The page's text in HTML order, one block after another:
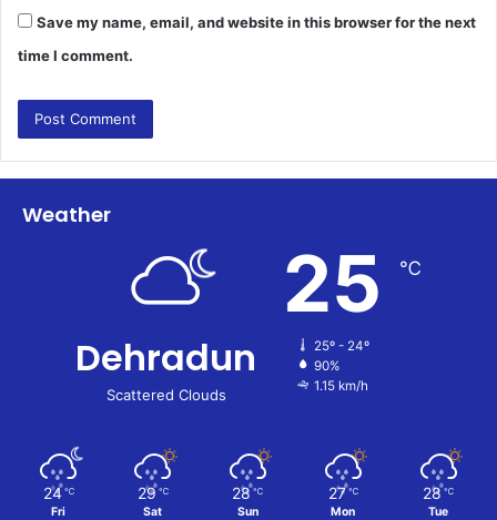
Save my name, email, and website in this browser for the next
time I comment.
Weather
Dehradun
Scattered Clouds
25 ℃
25º - 24º
90%
1.15 km/h
24 ℃
Fri
29 ℃
Sat
28 ℃
Sun
27 ℃
Mon
28 ℃
Tue